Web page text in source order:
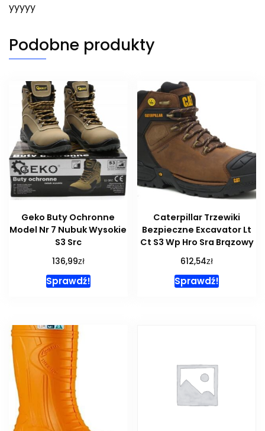
yyyyy
Podobne produkty
Geko Buty Ochronne
Model Nr 7 Nubuk Wysokie
S3 Src
136,99zł
Sprawdź!
Caterpillar Trzewiki
Bezpieczne Excavator Lt
Ct S3 Wp Hro Sra Brązowy
612,54zł
Sprawdź!